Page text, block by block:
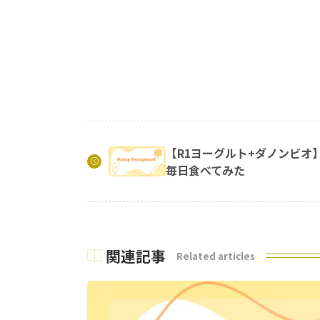
【R1ヨーグルト+ダノンビオ
毎日食べてみた
関連記事 Related articles